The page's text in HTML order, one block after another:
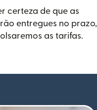
certeza de que as
entregues no prazo,
as tarifas.